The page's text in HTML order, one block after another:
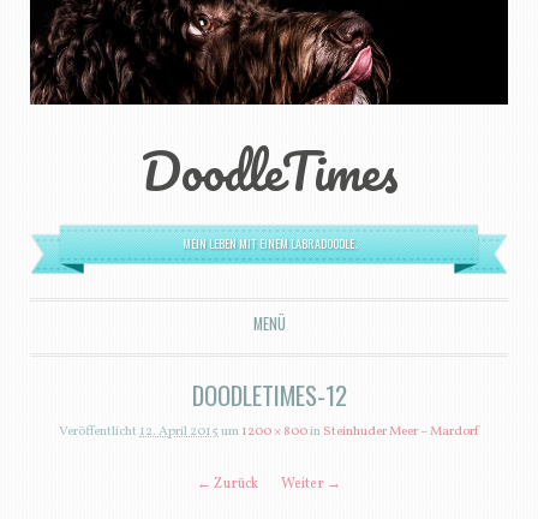
DoodleTimes
MEIN LEBEN MIT EINEM LABRADOODLE.
MENÜ
ZUM INHALT SPRINGEN
DOODLETIMES-12
Veröffentlicht12. April 2015um1200 × 800inSteinhuder Meer – Mardorf
← Zurück Weiter →